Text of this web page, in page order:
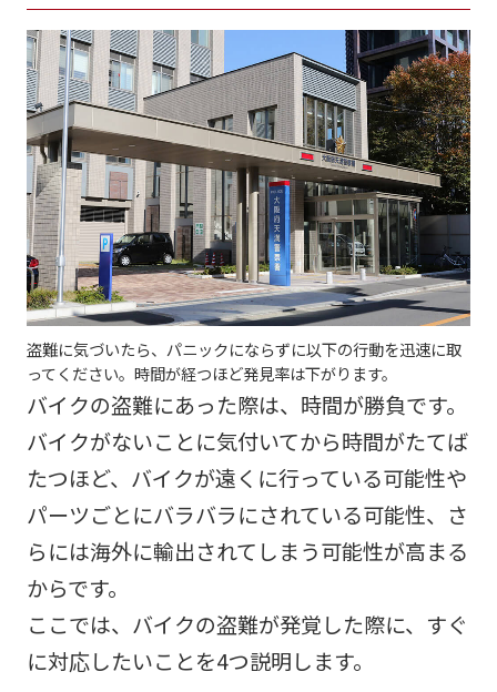
盗難に気づいたら、パニックにならずに以下の行動を迅速に取
ってください。時間が経つほど発見率は下がります。
バイクの盗難にあった際は、時間が勝負です。
バイクがないことに気付いてから時間がたてば
たつほど、バイクが遠くに行っている可能性や
パーツごとにバラバラにされている可能性、さ
らには海外に輸出されてしまう可能性が高まる
からです。
ここでは、バイクの盗難が発覚した際に、すぐ
に対応したいことを4つ説明します。